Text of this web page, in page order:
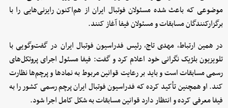
موضوعی که باعث شده مسئولان فوتبال ایران از هم‌اکنون رایزنی‌هایی را با
برگزارکنندگان مسابقات و مسئولان فیفا آغاز کنند.
در همین ارتباط، مهدی تاج، رئیس فدراسیون فوتبال ایران در گفت‌وگویی با
تلویزیون بلژیک نگرانی خود اعلام کرد و گفت: فیفا مسئول اجرای پروتکل‌های
رسمی مسابقات است و باید بر رعایت قوانین مربوط به نمادها و پرچم‌ها نظارت
کند. او همچنین تأکید کرده که فدراسیون فوتبال ایران پرچم رسمی کشور را به
فیفا معرفی کرده و انتظار دارد قوانین مسابقات به شکل کامل اجرا شود.